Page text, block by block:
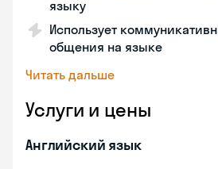
языку
Использует
общения на языке
Читать дальше
Услуги и цены
Английский язык